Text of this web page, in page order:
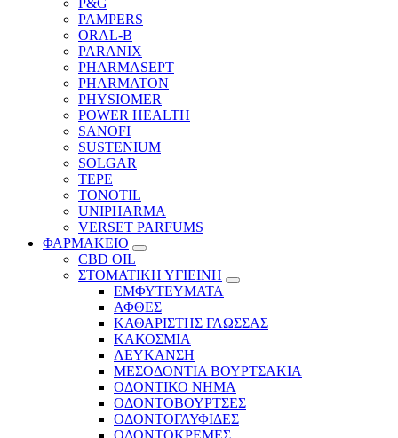
PAMPERS
ORAL-B
PARANIX
PHARMASEPT
PHARMATON
PHYSIOMER
POWER HEALTH
SANOFI
SUSTENIUM
SOLGAR
TEPE
TONOTIL
UNIPHARMA
VERSET PARFUMS
ΦΑΡΜΑΚΕΙΟ
CBD OIL
ΣΤΟΜΑΤΙΚΗ ΥΓΙΕΙΝΗ
ΕΜΦΥΤΕΥΜΑΤΑ
ΑΦΘΕΣ
ΚΑΘΑΡΙΣΤΗΣ ΓΛΩΣΣΑΣ
ΚΑΚΟΣΜΙΑ
ΛΕΥΚΑΝΣΗ
ΜΕΣΟΔΟΝΤΙΑ ΒΟΥΡΤΣΑΚΙΑ
ΟΔΟΝΤΙΚΟ ΝΗΜΑ
ΟΔΟΝΤΟΒΟΥΡΤΣΕΣ
ΟΔΟΝΤΟΓΛΥΦΙΔΕΣ
ΟΔΟΝΤΟΚΡΕΜΕΣ